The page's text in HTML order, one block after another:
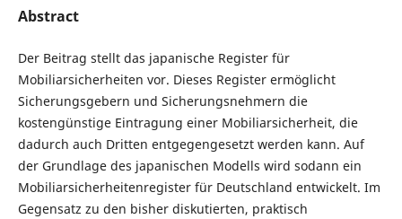
Abstract
Der Beitrag stellt das japanische Register für
Mobiliarsicherheiten vor. Dieses Register ermöglicht
Sicherungsgebern und Sicherungsnehmern die
kostengünstige Eintragung einer Mobiliarsicherheit, die
dadurch auch Dritten entgegengesetzt werden kann. Auf
der Grundlage des japanischen Modells wird sodann ein
Mobiliarsicherheitenregister für Deutschland entwickelt. Im
Gegensatz zu den bisher diskutierten, praktisch